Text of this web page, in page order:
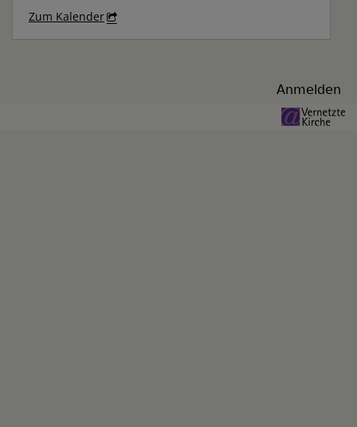
Zum Kalender
Anmelden